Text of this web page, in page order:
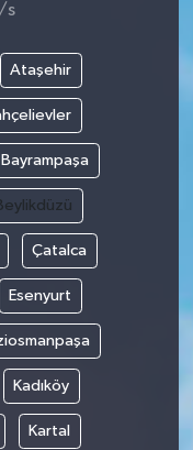
s
Ataşehir
Bayrampaşa
Çatalca
Esenyurt
Kadıköy
Kartal